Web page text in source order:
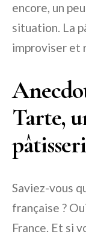
encore, un
situation. La
improviser et
Tarte,
Saviez-vous
française ?
France. Et si